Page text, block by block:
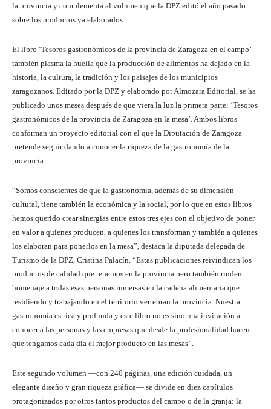
la provincia y complementa al volumen que la DPZ editó el año pasado
sobre los productos ya elaborados.
El libro ‘Tesoros gastronómicos de la provincia de Zaragoza en el campo’
también plasma la huella que la producción de alimentos ha dejado en la
historia, la cultura, la tradición y los paisajes de los municipios
zaragozanos. Editado por la DPZ y elaborado por Almozara Editorial, se ha
publicado unos meses después de que viera la luz la primera parte: ‘Tesoros
gastronómicos de la provincia de Zaragoza en la mesa’. Ambos libros
conforman un proyecto editorial con el que la Diputación de Zaragoza
pretende seguir dando a conocer la riqueza de la gastronomía de la
provincia.
“Somos conscientes de que la gastronomía, además de su dimensión
cultural, tiene también la económica y la social, por lo que en estos libros
hemos querido crear sinergias entre estos tres ejes con el objetivo de poner
en valor a quienes producen, a quienes los transforman y también a quienes
los elaboran para ponerlos en la mesa”, destaca la diputada delegada de
Turismo de la DPZ, Cristina Palacín. “Estas publicaciones reivindican los
productos de calidad que tenemos en la provincia pero también rinden
homenaje a todas esas personas inmersas en la cadena alimentaria que
residiendo y trabajando en el territorio vertebran la provincia. Nuestra
gastronomía es rica y profunda y este libro no es sino una invitación a
conocer a las personas y las empresas que desde la profesionalidad hacen
que tengamos cada día el mejor producto en las mesas”.
Este segundo volumen ―con 240 páginas, una edición cuidada, un
elegante diseño y gran riqueza gráfica― se divide en diez capítulos
protagonizados por otros tantos productos del campo o de la granja: la